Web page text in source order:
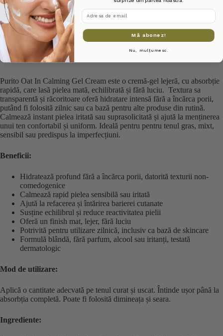
Recenzii (0)
Purito Oat In Calming Gel Cream este o cremă-gel lejeră, cu absorbție
rapidă, care lasă pielea mată, echilibrată și fără luciu. Textura sa
transparentă și răcoritoare oferă hidratare intensă fără a încărca porii,
putând fi folosită zilnic sau ca bază pentru alte produse din rutină.
Calmează instant pielea iritată sau suprasolicitată și ajută la menținerea
unui ten confortabil și uniform. Ideală pentru pentru tenul gras, mixt,
sensibil sau predispus la imperfecțiuni.
Beneficii:
Hidratează profund fără a încărca porii, datorită texturii non-
comedogenice
Calmează rapid pielea sensibilă sau iritată
Ajută la refacerea și întărirea barierei cutanate
Susține echilibrul și reduce reactivitatea pielii
Oferă un finish mat, lejer, fără luciu
Potrivită pentru utilizare zilnică, inclusiv ca bază de skincare
Formulă blândă, fără parfum, alcool sau iritanți, testată
dermatologic
Mod de utilizare:
Aplică o cantitate adecvată pe tenul curat și uscat. Întinde ușor până la
absorbția completă. Poate fi folosită dimineața și seara.
Ingrediente:
adresa de email
Mă abonez!
Nu, mulțumesc.